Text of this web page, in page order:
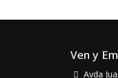
Ven y
Avda